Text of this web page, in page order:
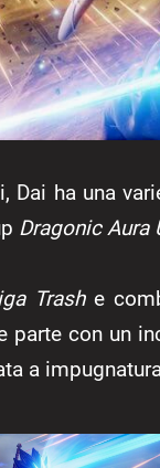
Dai ha una
Dragonic Aura
Trashe
parte con un
a